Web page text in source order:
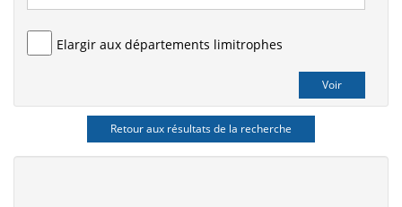
Elargir aux départements limitrophes
Retour aux résultats de la recherche